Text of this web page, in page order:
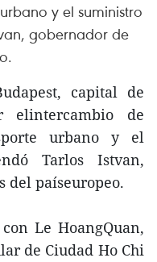
y el suministro
gobernador de
capital de
elintercambio de
urbano y el
Tarlos Istvan,
del paíseuropeo.
Le HoangQuan,
de Ciudad Ho Chi